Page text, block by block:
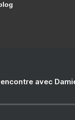
avec